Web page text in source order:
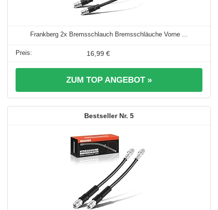
Frankberg 2x Bremsschlauch Bremsschläuche Vorne ...
16,99 €
ZUM TOP ANGEBOT »
5